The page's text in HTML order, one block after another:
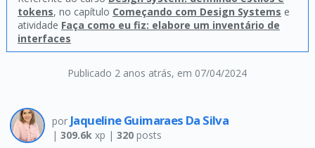
Publicado 2 anos atrás, em 07/04/2024
tokens, no capítulo Começando com Design Systems e
atividade Faça como eu fiz: elabore um inventário de
interfaces
por Jaqueline Guimaraes Da Silva
| 309.6kxp | 320posts